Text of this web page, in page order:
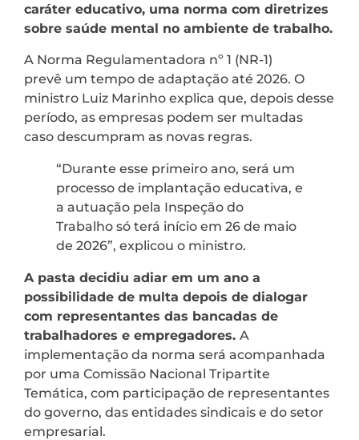
caráter educativo, uma norma com diretrizes
sobre saúde mental no ambiente de trabalho.
A Norma Regulamentadora nº 1 (NR-1)
prevê um tempo de adaptação até 2026. O
ministro Luiz Marinho explica que, depois desse
período, as empresas podem ser multadas
caso descumpram as novas regras.
“Durante esse primeiro ano, será um
processo de implantação educativa, e
a autuação pela Inspeção do
Trabalho só terá início em 26 de maio
de 2026”, explicou o ministro.
A pasta decidiu adiar em um ano a
possibilidade de multa depois de dialogar
com representantes das bancadas de
trabalhadores e empregadores. A
implementação da norma será acompanhada
por uma Comissão Nacional Tripartite
Temática, com participação de representantes
do governo, das entidades sindicais e do setor
empresarial.